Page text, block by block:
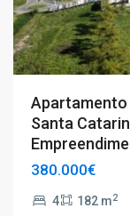
Apartamento
Santa
380.000€
4 182 m2